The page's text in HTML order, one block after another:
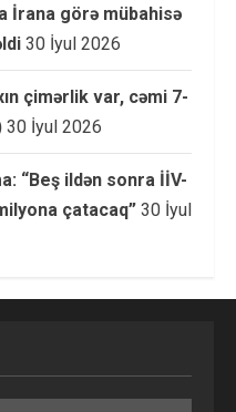
İrana görə mübahisə
30 İyul 2026
çimərlik var, cəmi 7-
30 İyul 2026
“Beş ildən sonra İİV-
çatacaq” 30 İyul